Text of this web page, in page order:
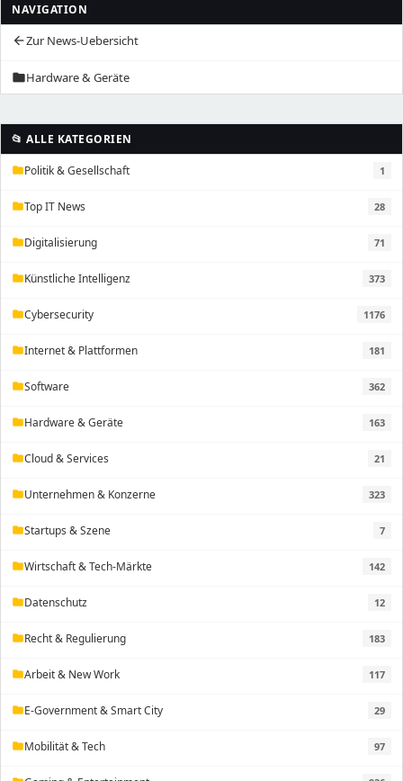
NAVIGATION
arrow_backZur News-Uebersicht
folderHardware & Geräte
📂 ALLE KATEGORIEN
folderPolitik & Gesellschaft 1
folderTop IT News 28
folderDigitalisierung 71
folderKünstliche Intelligenz 373
folderCybersecurity 1176
folderInternet & Plattformen 181
folderSoftware 362
folderHardware & Geräte 163
folderCloud & Services 21
folderUnternehmen & Konzerne 323
folderStartups & Szene 7
folderWirtschaft & Tech-Märkte 142
folderDatenschutz 12
folderRecht & Regulierung 183
folderArbeit & New Work 117
folderE-Government & Smart City 29
folderMobilität & Tech 97